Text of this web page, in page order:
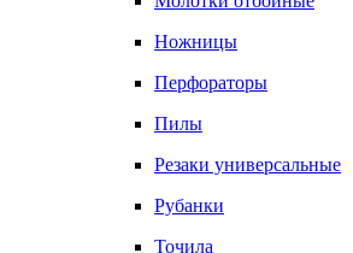
Ножницы
Перфораторы
Пилы
Резаки универсальные
Рубанки
Точила